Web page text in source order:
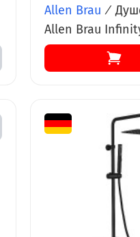
Allen Brau /
Allen Brau
изливом, хром